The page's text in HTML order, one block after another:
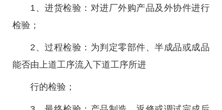
1、进货检验：对进厂外购产品及外协件进行
检验；
2、过程检验：为判定零部件、半成品或成品
能否由上道工序流入下道工序所进
行的检验；